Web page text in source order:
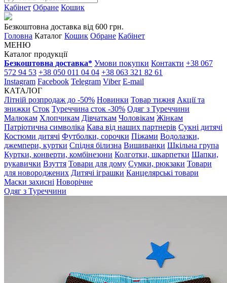
Кабінет Обране Кошик
Безкоштовна доставка від 600 грн.
Головна Каталог Кошик Обране Кабінет
МЕНЮ
Каталог продукції
Безкоштовна доставка* Умови покупки Контакти +38 067
572 94 53 +38 050 011 04 04 +38 063 321 82 61
Instagram Facebook Telegram Viber E-mail
КАТАЛОГ
Літній розпродаж до -50% Новинки Товар тижня Акції та
знижки Сток Туреччина сток -30% Одяг з Туреччини
Малюкам Хлопчикам Дівчаткам Чоловікам Жінкам
Патріотична символіка Кава від наших партнерів Сукні дитячі
Костюми дитячі Футболки, сорочки Піжами Водолазки,
джемпери, куртки Спідня білизна Вишиванки Шкільна група
Куртки, конверти, комбінезони Колготки, шкарпетки Шапки,
рукавички Взуття Товари для дому Сумки, рюкзаки Товари
для новороджених Дитячі іграшки Канцелярські товари
Маски захисні Новорічне
Одяг з Туреччини